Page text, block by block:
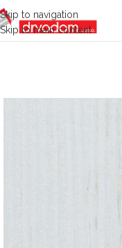
Skip to navigation
Skip to main content